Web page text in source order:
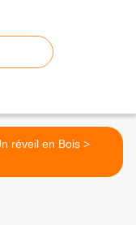
Un réveil en Bois >